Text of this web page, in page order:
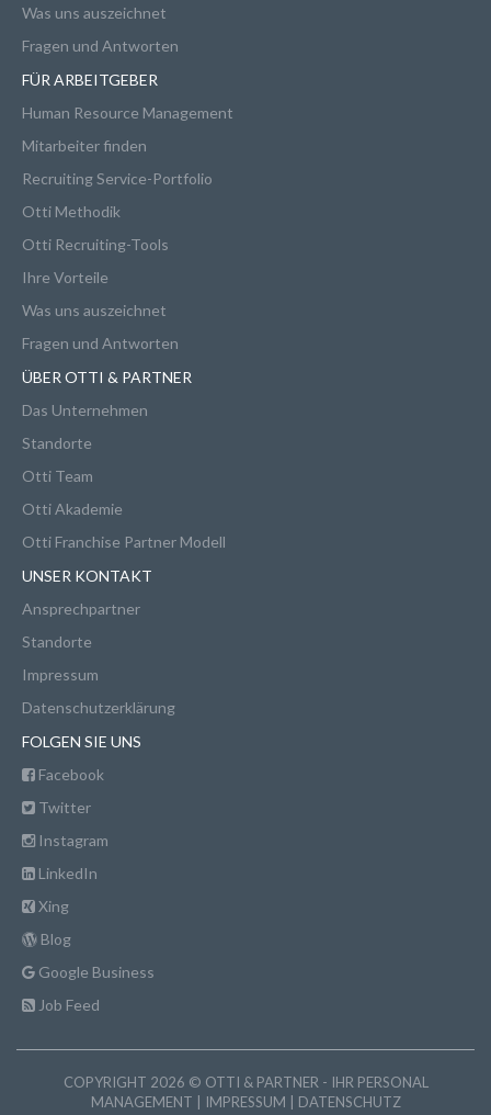
Was uns auszeichnet
Fragen und Antworten
FÜR ARBEITGEBER
Human Resource Management
Mitarbeiter finden
Recruiting Service-Portfolio
Otti Methodik
Otti Recruiting-Tools
Ihre Vorteile
Was uns auszeichnet
Fragen und Antworten
ÜBER OTTI & PARTNER
Das Unternehmen
Standorte
Otti Team
Otti Akademie
Otti Franchise Partner Modell
UNSER KONTAKT
Ansprechpartner
Standorte
Impressum
Datenschutzerklärung
FOLGEN SIE UNS
Facebook
Twitter
Instagram
LinkedIn
Xing
Blog
Google Business
Job Feed
COPYRIGHT 2026 © OTTI & PARTNER - IHR PERSONAL
MANAGEMENT |
IMPRESSUM DATENSCHUTZ